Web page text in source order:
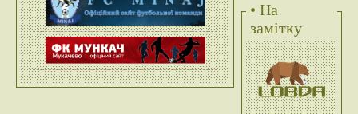
• На
замітку